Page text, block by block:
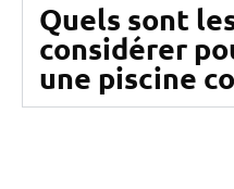
Quels sont
considérer
une piscine